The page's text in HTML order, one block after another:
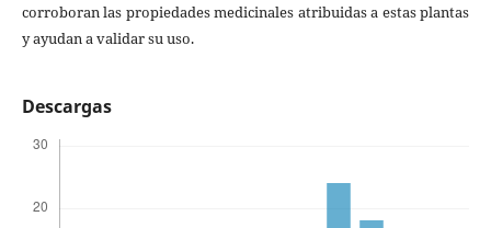
corroboran las propiedades medicinales atribuidas a estas plantas
y ayudan a validar su uso.
Descargas